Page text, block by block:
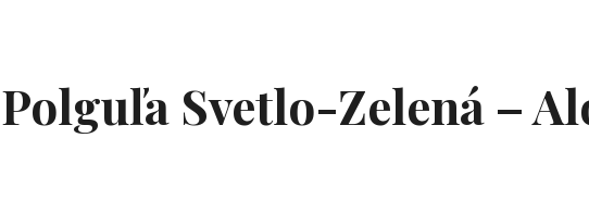
Svetlo-Zelená –